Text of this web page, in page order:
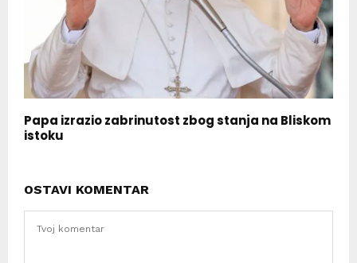
Papa izrazio zabrinutost zbog stanja na Bliskom
istoku
OSTAVI KOMENTAR